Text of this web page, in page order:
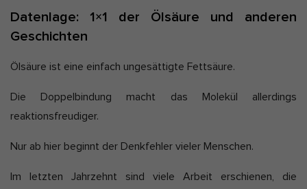
Datenlage: 1×1 der Ölsäure und anderen
Geschichten
Ölsäure ist eine einfach ungesättigte Fettsäure.
Die Doppelbindung macht das Molekül allerdings
reaktionsfreudiger.
Nur ab hier beginnt der Denkfehler vieler Menschen.
Im letzten Jahrzehnt sind viele Arbeit erschienen, die